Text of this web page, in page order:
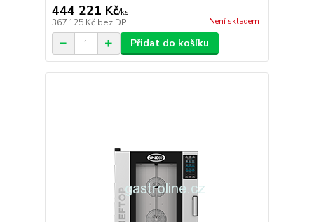
444 221 Kč/ks
367 125 Kč bez DPH Není skladem
Přidat do košíku